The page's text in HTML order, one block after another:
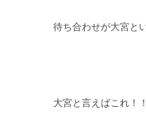
待ち合わせが大宮と
大宮と言えばこれ！！